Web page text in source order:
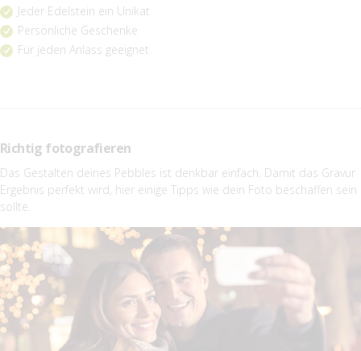
Jeder Edelstein ein Unikat
Persönliche Geschenke
Für jeden Anlass geeignet
Richtig fotografieren
Das Gestalten deines Pebbles ist denkbar einfach. Damit das Gravur
Ergebnis perfekt wird, hier einige Tipps wie dein Foto beschaffen sein
sollte.